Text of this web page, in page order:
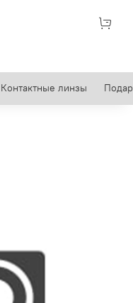
Контактные линзы